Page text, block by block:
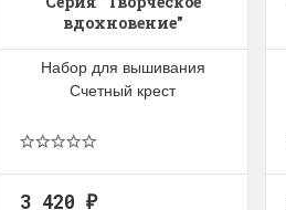
вдохновение"
Набор для вышивания
Счетный крест
3 420 ₽